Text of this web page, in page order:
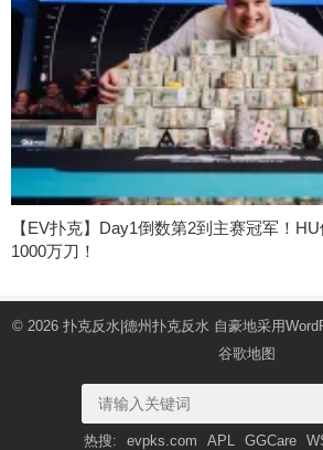
【EV扑克】Day1倒数第2到主赛冠军！
1000万刀！
© 2026 扑克反水|德州扑克反水 自豪地采用
谷歌地图
热搜: evpks.com APL GGCare